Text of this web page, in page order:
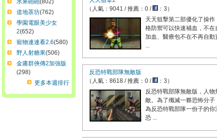
水果砲砲(802)
道地茶坊(762)
學園電眼美少女
2(652)
寵物連連看2.6(580)
野人射糖果(506)
金庸群俠傳2加強版
(298)
更多本週排行
（人氣：9041 / 推薦：0 /
：3）
天天狙擊第二部優化了操作
格防禦可以快速補血，不在
加血、醫療包不在不再自動
反恐特戰部隊無敵版
（人氣：8618 / 推薦：0 /
：3）
反恐特戰部隊無敵版，人物
敵。為了殲滅一夥恐怖分子
為反恐特戰部隊一份子的你
恐 ...